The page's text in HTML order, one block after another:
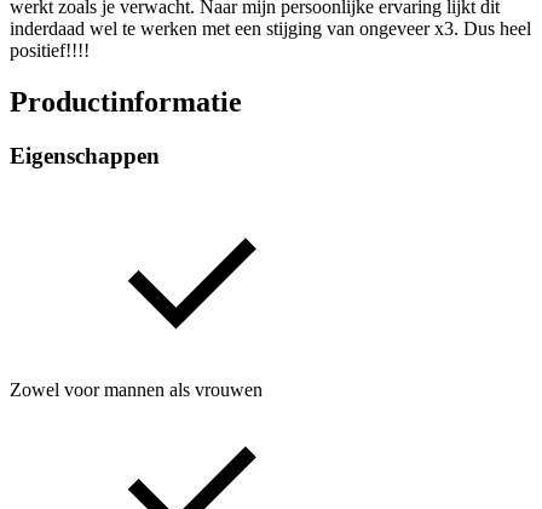
werkt zoals je verwacht. Naar mijn persoonlijke ervaring lijkt dit
inderdaad wel te werken met een stijging van ongeveer x3. Dus heel
positief!!!!
Productinformatie
Eigenschappen
Zowel voor mannen als vrouwen